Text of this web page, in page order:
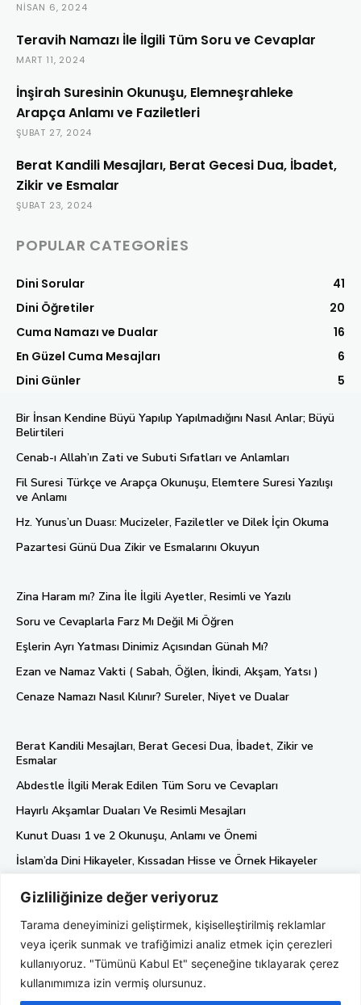
Gizliliğinize değer veriyoruz
Tarama deneyiminizi geliştirmek, kişiselleştirilmiş reklamlar
veya içerik sunmak ve trafiğimizi analiz etmek için çerezleri
kullanıyoruz. "Tümünü Kabul Et" seçeneğine tıklayarak çerez
kullanımımıza izin vermiş olursunuz.
NISAN 6, 2024
Teravih Namazı İle İlgili Tüm Soru ve Cevaplar
MART 11, 2024
İnşirah Suresinin Okunuşu, Elemneşrahleke
Arapça Anlamı ve Faziletleri
ŞUBAT 27, 2024
Berat Kandili Mesajları, Berat Gecesi Dua, İbadet,
Zikir ve Esmalar
ŞUBAT 23, 2024
POPULAR CATEGORIES
Dini Sorular
41
Dini Öğretiler
20
Cuma Namazı ve Dualar
16
En Güzel Cuma Mesajları
6
Dini Günler
5
Bir İnsan Kendine Büyü Yapılıp Yapılmadığını Nasıl Anlar; Büyü
Belirtileri
Cenab-ı Allah’ın Zati ve Subuti Sıfatları ve Anlamları
Fil Suresi Türkçe ve Arapça Okunuşu, Elemtere Suresi Yazılışı
ve Anlamı
Hz. Yunus’un Duası: Mucizeler, Faziletler ve Dilek İçin Okuma
Pazartesi Günü Dua Zikir ve Esmalarını Okuyun
Zina Haram mı? Zina İle İlgili Ayetler, Resimli ve Yazılı
Soru ve Cevaplarla Farz Mı Değil Mi Öğren
Eşlerin Ayrı Yatması Dinimiz Açısından Günah Mı?
Ezan ve Namaz Vakti ( Sabah, Öğlen, İkindi, Akşam, Yatsı )
Cenaze Namazı Nasıl Kılınır? Sureler, Niyet ve Dualar
Berat Kandili Mesajları, Berat Gecesi Dua, İbadet, Zikir ve
Esmalar
Abdestle İlgili Merak Edilen Tüm Soru ve Cevapları
Hayırlı Akşamlar Duaları Ve Resimli Mesajları
Kunut Duası 1 ve 2 Okunuşu, Anlamı ve Önemi
İslam’da Dini Hikayeler, Kıssadan Hisse ve Örnek Hikayeler
Gizlilik Politikası
Hakkımızda